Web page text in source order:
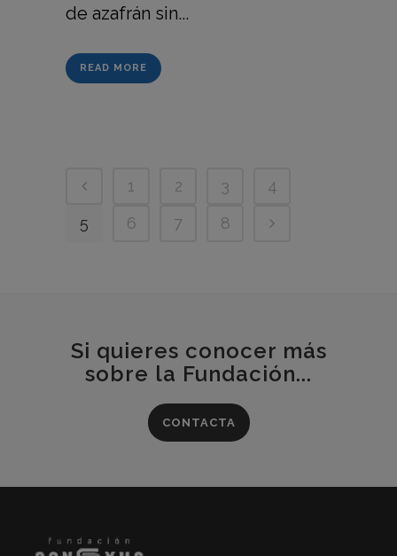
de azafrán sin...
READ MORE
1 2 3
4
5
6 7 8
Si quieres conocer más
sobre la Fundación...
CONTACTA